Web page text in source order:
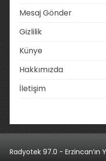
Mesaj Gönder
Gizlilik
Künye
Hakkımızda
İletişim
Radyotek 97.0 - Erzincan’ın